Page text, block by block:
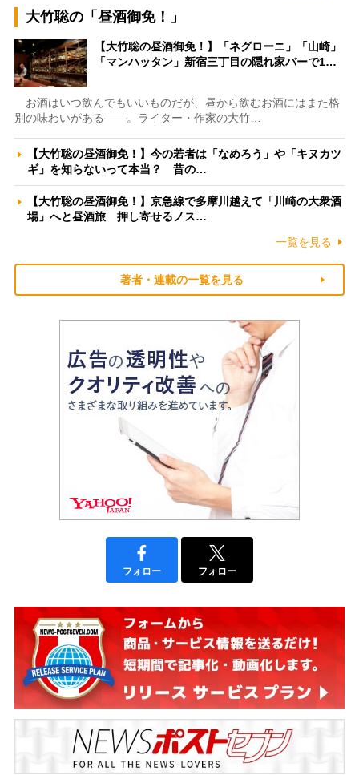
大竹聡の「昼酒御免！」
【大竹聡の昼酒御免！】「ネグローニ」「山崎」
「マンハッタン」新宿三丁目の隠れ家バーで1…
お酒はいつ飲んでもいいものだが、昼から飲むお酒にはまた格
別の味わいがある――。ライター・作家の大竹…
【大竹聡の昼酒御免！】今の若者は「なめろう」や「キヌカツ
ギ」を知らないって本当？ 昔の…
【大竹聡の昼酒御免！】京急線で多摩川越えて「川崎の大衆酒
場」へと昼酒旅 押し寄せるノス…
一覧を見る
著者・連載の一覧を見る
フォロー フォロー